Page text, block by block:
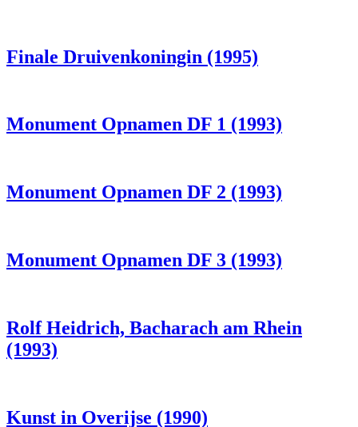
Finale Druivenkoningin (1995)
Monument Opnamen DF 1 (1993)
Monument Opnamen DF 2 (1993)
Monument Opnamen DF 3 (1993)
Rolf Heidrich, Bacharach am Rhein
(1993)
Kunst in Overijse (1990)